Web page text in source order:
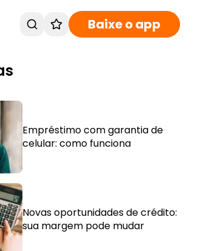
Baixe o app
Empréstimo com garantia de
celular: como funciona
Novas oportunidades de crédito:
sua margem pode mudar